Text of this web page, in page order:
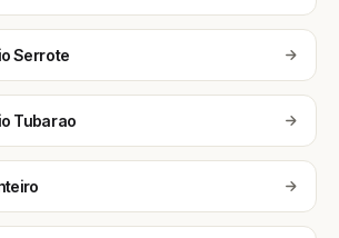
Serrote
Tubarao